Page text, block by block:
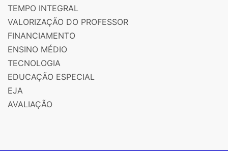
TEMPO INTEGRAL
VALORIZAÇÃO DO PROFESSOR
FINANCIAMENTO
ENSINO MÉDIO
TECNOLOGIA
EDUCAÇÃO ESPECIAL
EJA
AVALIAÇÃO